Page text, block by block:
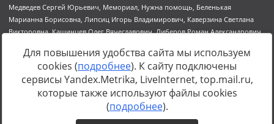
Источник:https://minjust.gov.ru/uploaded/files/reestr-
inostrannyih-agentov-22-03-2024.pdfданные на22.03.2024
Для повышения удобства сайта мы используем
cookies (подробнее). К сайту подключены
сервисы Yandex.Metrika, LiveInternet, top.mail.ru,
которые также используют файлы cookies
(подробнее).